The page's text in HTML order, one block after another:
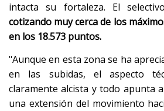
intacta su fortaleza. El
cotizando muy cerca de los
en los 18.573 puntos.
"Aunque en esta zona se ha
en las subidas, el aspecto
claramente alcista y todo apunta
una extensión del movimiento